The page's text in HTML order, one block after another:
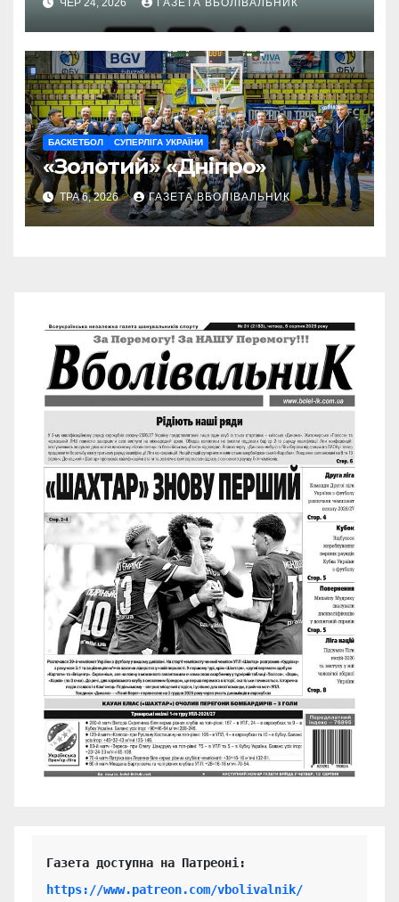
БАСКЕТБОЛ СУПЕРЛІГА УКРАЇНИ
«Золотий» «Дніпро»
ТРА 6, 2026 ГАЗЕТА ВБОЛІВАЛЬНИК
https://www.patreon.com/vbolivalnik/